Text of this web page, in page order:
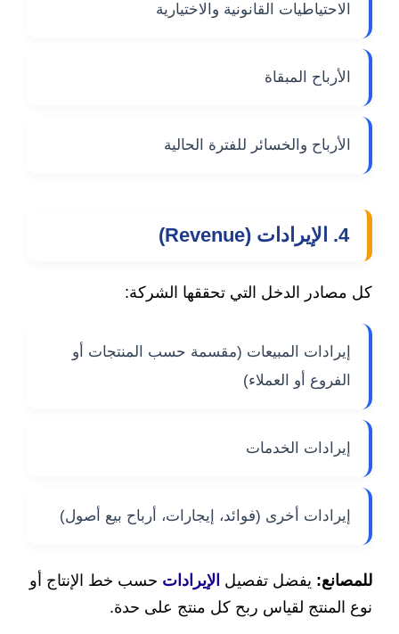
الاحتياطيات القانونية والاختيارية
الأرباح المبقاة
الأرباح والخسائر للفترة الحالية
4. الإيرادات (Revenue)
كل مصادر الدخل التي تحققها الشركة:
إيرادات المبيعات (مقسمة حسب المنتجات أو
الفروع أو العملاء)
إيرادات الخدمات
إيرادات أخرى (فوائد، إيجارات، أرباح بيع أصول)
للمصانع: يفضل تفصيل الإيرادات حسب خط الإنتاج أو
نوع المنتج لقياس ربح كل منتج على حدة.